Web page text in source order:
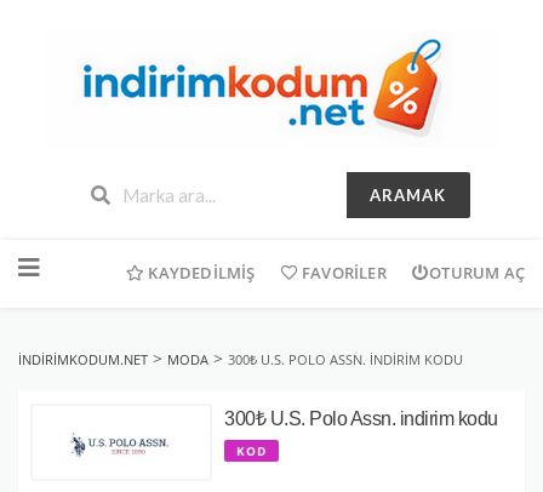
ARAMAK
geç
KAYDEDILMIŞ FAVORILER OTURUM AÇ
INDIRIMKODUM.NET > MODA > 300₺ U.S. POLO ASSN. INDIRIM KODU
300₺ U.S. Polo Assn. indirim kodu
KOD